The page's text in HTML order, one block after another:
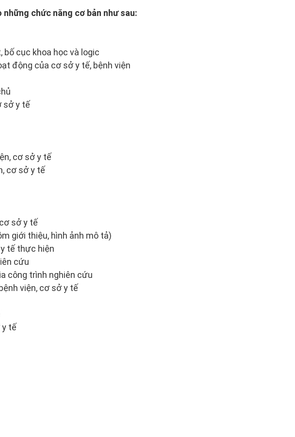
chức năng cơ bản như sau:
cục khoa học và logic
động của cơ sở y tế, bệnh viện
sở y tế
cơ sở y tế
cơ sở y tế
sở y tế
giới thiệu, hình ảnh mô tả)
tế thực hiện
cứu
công trình nghiên cứu
viện, cơ sở y tế
y tế